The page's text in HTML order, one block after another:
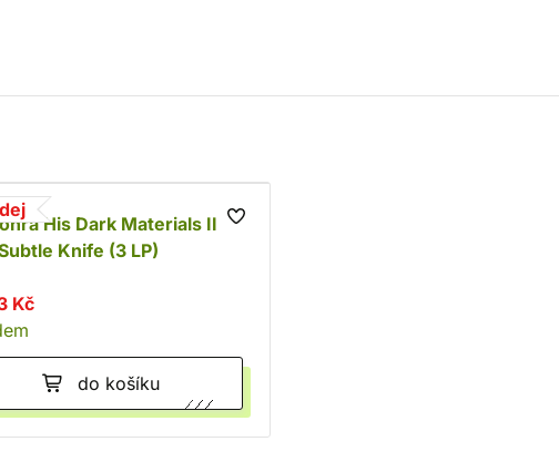
His Dark Materials II -
Knife (3 LP)
Kč
do košíku